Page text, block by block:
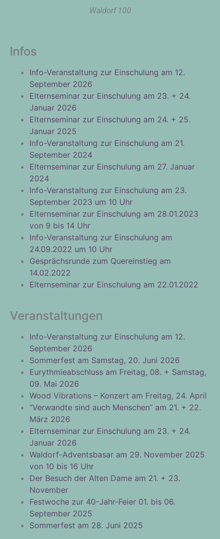
Waldorf 100
Infos
Info-Veranstaltung zur Einschulung am 12.
September 2026
Elternseminar zur Einschulung am 23. + 24.
Januar 2026
Elternseminar zur Einschulung am 24. + 25.
Januar 2025
Info-Veranstaltung zur Einschulung am 21.
September 2024
Elternseminar zur Einschulung am 27. Januar
2024
Info-Veranstaltung zur Einschulung am 23.
September 2023 um 10 Uhr
Elternseminar zur Einschulung am 28.01.2023
von 9 bis 14 Uhr
Info-Veranstaltung zur Einschulung am
24.09.2022 um 10 Uhr
Gesprächsrunde zum Quereinstieg am
14.02.2022
Elternseminar zur Einschulung am 22.01.2022
Veranstaltungen
Info-Veranstaltung zur Einschulung am 12.
September 2026
Sommerfest am Samstag, 20. Juni 2026
Eurythmieabschluss am Freitag, 08. + Samstag,
09. Mai 2026
Wood Vibrations – Konzert am Freitag, 24. April
“Verwandte sind auch Menschen” am 21. + 22.
März 2026
Elternseminar zur Einschulung am 23. + 24.
Januar 2026
Waldorf-Adventsbasar am 29. November 2025
von 10 bis 16 Uhr
Der Besuch der Alten Dame am 21. + 23.
November
Festwoche zur 40-Jahr-Feier 01. bis 06.
September 2025
Sommerfest am 28. Juni 2025